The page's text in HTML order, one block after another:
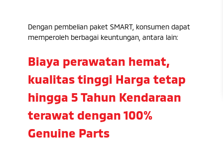
Dengan pembelian paket SMART, konsumen dapat
memperoleh berbagai keuntungan, antara lain:
Biaya perawatan hemat,
kualitas tinggi Harga tetap
hingga 5 Tahun Kendaraan
terawat dengan 100%
Genuine Parts